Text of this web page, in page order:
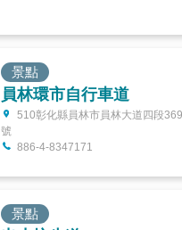
景點
員林環市自行車道
510彰化縣員林市員林大道四段369
號
886-4-8347171
景點